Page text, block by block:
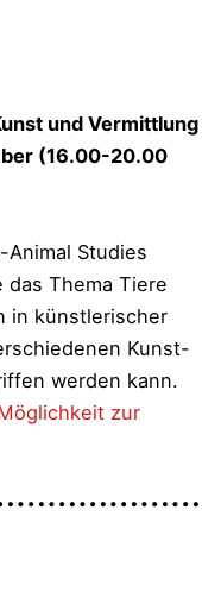
und Vermittlung
(16.00-20.00
Studies
das Thema Tiere
in künstlerischer
Kunst-
werden kann.
zur